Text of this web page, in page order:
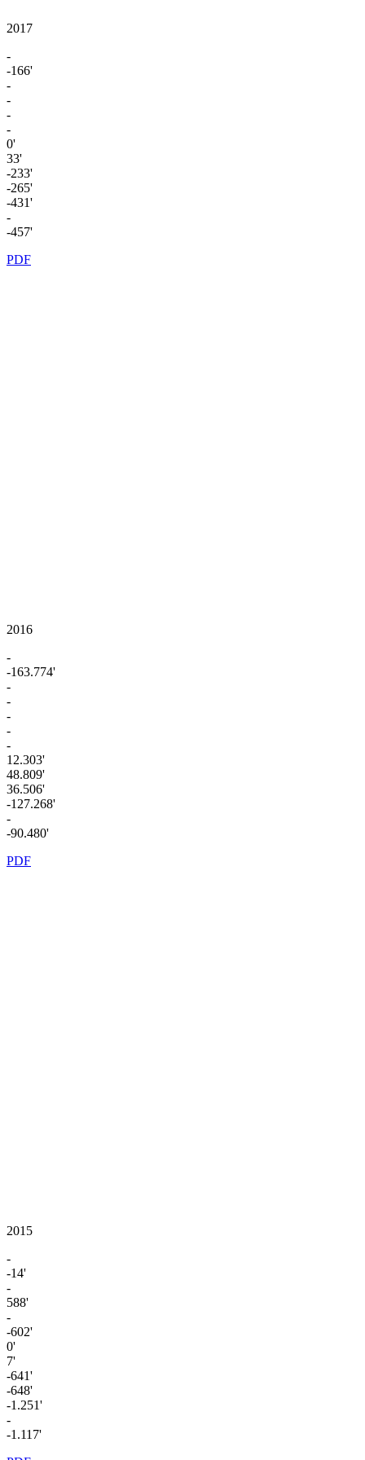
2017
-
-166'
-
-
-
-
0'
33'
-233'
-265'
-431'
-
-457'
PDF
2016
-
-163.774'
-
-
-
-
-
12.303'
48.809'
36.506'
-127.268'
-
-90.480'
PDF
2015
-
-14'
-
588'
-
-602'
0'
7'
-641'
-648'
-1.251'
-
-1.117'